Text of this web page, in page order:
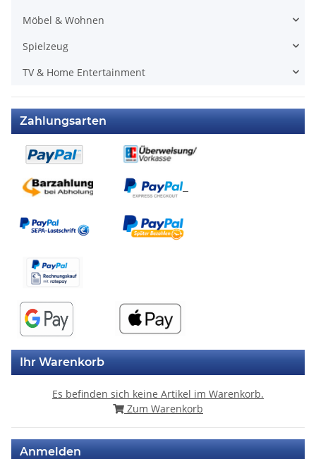
Möbel & Wohnen
Spielzeug
TV & Home Entertainment
Zahlungsarten
Ihr Warenkorb
Es befinden sich keine Artikel im Warenkorb.
Zum Warenkorb
Anmelden